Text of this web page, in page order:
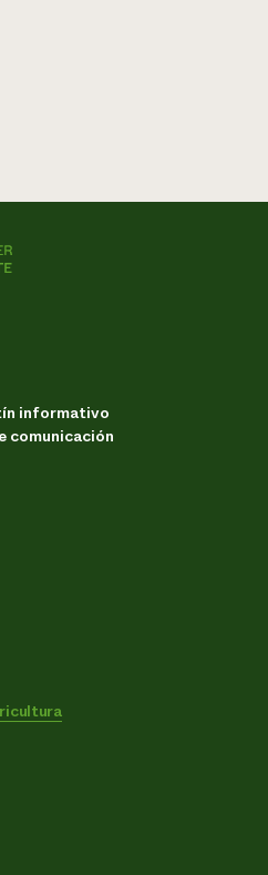
informativo
comunicación